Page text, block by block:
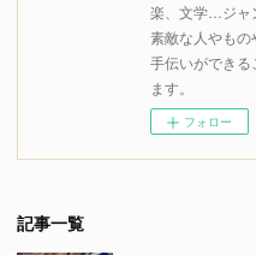
楽、文学…ジャ
素敵な人やもの
手伝いができ
ます。
フォロー
記事一覧